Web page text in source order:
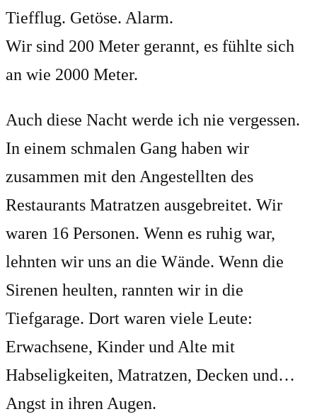
Tiefflug. Getöse. Alarm.
Wir sind 200 Meter gerannt, es fühlte sich
an wie 2000 Meter.
Auch diese Nacht werde ich nie vergessen.
In einem schmalen Gang haben wir
zusammen mit den Angestellten des
Restaurants Matratzen ausgebreitet. Wir
waren 16 Personen. Wenn es ruhig war,
lehnten wir uns an die Wände. Wenn die
Sirenen heulten, rannten wir in die
Tiefgarage. Dort waren viele Leute:
Erwachsene, Kinder und Alte mit
Habseligkeiten, Matratzen, Decken und…
Angst in ihren Augen.